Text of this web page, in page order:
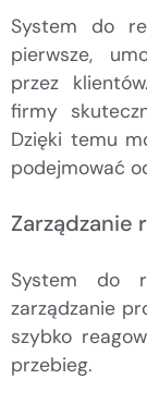
System do
pierwsze,
przez
firmy
Dzięki temu
podejmować
Zarządzanie
System do
zarządzanie
szybko
przebieg.